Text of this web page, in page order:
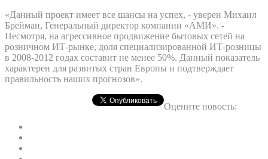
«Данный проект имеет все шансы на успех, - уверен Михаил
Брейман, Генеральный директор компании «АМИ». -
Несмотря, на агрессивное продвижение бытовых сетей на
розничном ИТ-рынке, доля специализированной ИТ-розницы
в 2008-2012 годах составит не менее 50%. Данный показатель
характерен для развитых стран Европы и подтверждает
правильность наших прогнозов».
Оцените новость: